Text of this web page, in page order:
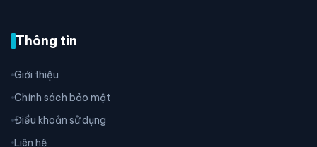
Thông tin
Giới thiệu
Chính sách bảo mật
Điều khoản sử dụng
Liên hệ